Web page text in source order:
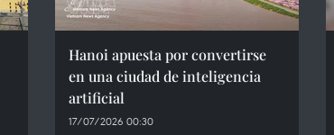
Hanoi apuesta por convertirse
en una ciudad de inteligencia
artificial
17/07/2026 00:30